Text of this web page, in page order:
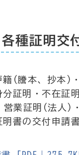
種証明交
籍(謄本、抄本)
証明・不在証
業証明(法人)
書の交付申請書